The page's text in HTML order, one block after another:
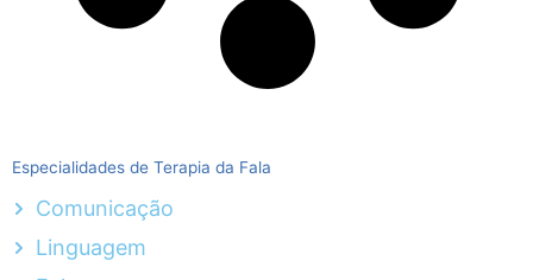
Especialidades de Terapia da Fala
Comunicação
Linguagem